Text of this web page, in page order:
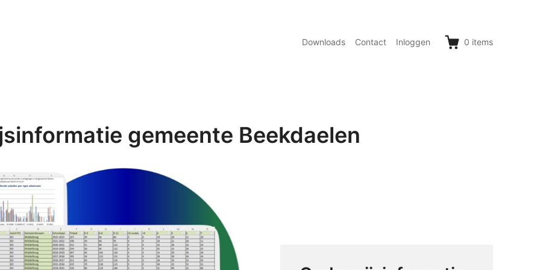
Downloads Contact Inloggen 0 items
gemeente Beekdaelen